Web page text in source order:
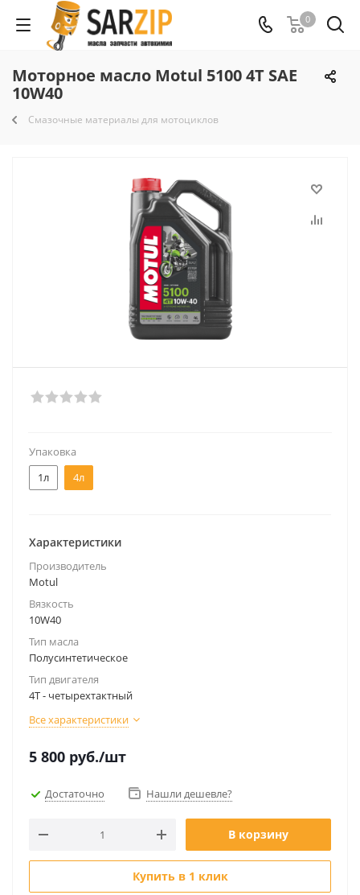
0
Моторное масло Motul 5100 4T SAE
10W40
Смазочные материалы для мотоциклов
Упаковка
1л
4л
Характеристики
Производитель
Motul
Вязкость
10W40
Тип масла
Полусинтетическое
Тип двигателя
4Т - четырехтактный
Все характеристики
5 800 руб./шт
Достаточно Нашли дешевле?
В корзину
Купить в 1 клик